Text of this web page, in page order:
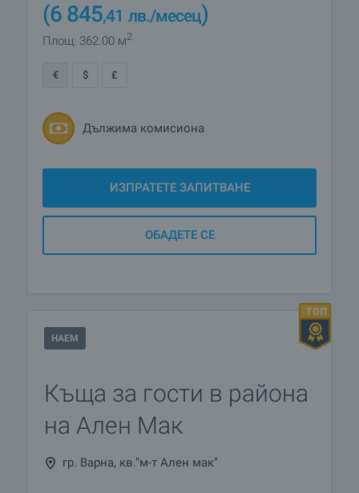
(6 845,41 лв./месец)
Площ: 362.00 м2
€ $ £
Дължима комисиона
ИЗПРАТЕТЕ ЗАПИТВАНЕ
ОБАДЕТЕ СЕ
НАЕМ
Къща за гости в района
на Ален Мак
гр. Варна, кв."м-т Ален мак"